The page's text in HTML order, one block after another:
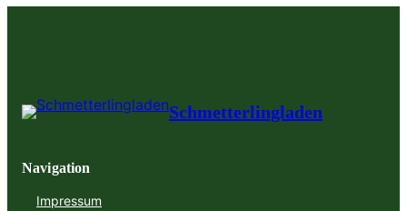
Schmetterlingladen
Navigation
Impressum